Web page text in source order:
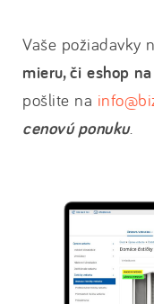
Vaše požiadavky
mieru, či eshop
pošlite na
cenovú ponuku.